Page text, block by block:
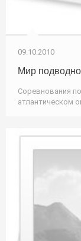
09.10.2010
Мир
Соревнования
атлантическом